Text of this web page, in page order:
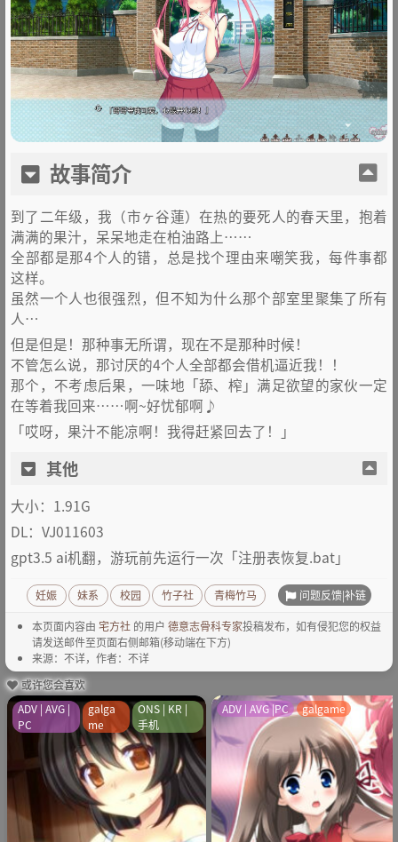
故事简介
到了二年级，我（市ヶ谷蓮）在热的要死人的春天里，抱着
满满的果汁，呆呆地走在柏油路上……
全部都是那4个人的错，总是找个理由来嘲笑我，每件事都
这样。
虽然一个人也很强烈，但不知为什么那个部室里聚集了所有
人…
但是但是！那种事无所谓，现在不是那种时候！
不管怎么说，那讨厌的4个人全部都会借机逼近我！！
那个，不考虑后果，一味地「舔、榨」满足欲望的家伙一定
在等着我回来……啊~好忧郁啊♪
「哎呀，果汁不能凉啊！我得赶紧回去了！」
其他
大小：1.91G
DL：VJ011603
gpt3.5 ai机翻，游玩前先运行一次「注册表恢复.bat」
妊娠 妹系 校园 竹子社 青梅竹马 问题反馈|补链
本页面内容由 宅方社 的用户 德意志骨科专家投稿发布，如有侵犯您的权益
请发送邮件至页面右侧邮箱(移动端在下方)
来源：不详，作者：不详
或许您会喜欢
ADV | AVG |
PC
galga
me
ONS | KR |
手机
ADV | AVG |PC galgame